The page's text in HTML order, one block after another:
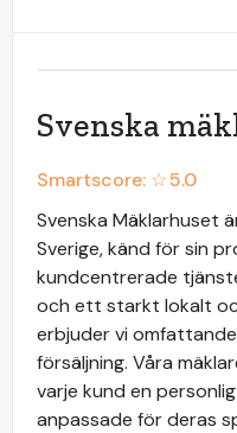
Svenska
Smartscore: ☆5.0
Svenska Mäklarhuset
Sverige, känd för sin
kundcentrerade
och ett starkt lokalt
erbjuder vi
försäljning. Våra
varje kund en
anpassade för deras